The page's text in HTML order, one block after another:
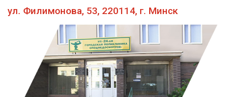
ул. Филимонова, 53, 220114, г. Минск